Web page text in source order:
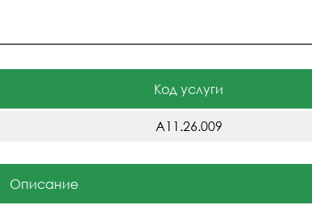
Код услуги
A11.26.009
Описание